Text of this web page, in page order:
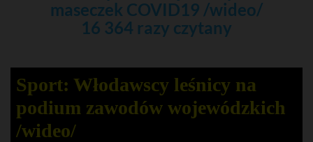
maseczek COVID19 /wideo/
16 364 razy czytany
Sport: Włodawscy leśnicy na
podium zawodów wojewódzkich
/wideo/